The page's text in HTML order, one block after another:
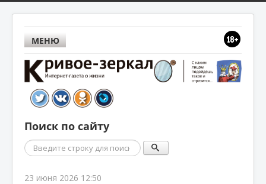
МЕНЮ
Поиск по сайту
Поиск
23 июня 2026 12:50